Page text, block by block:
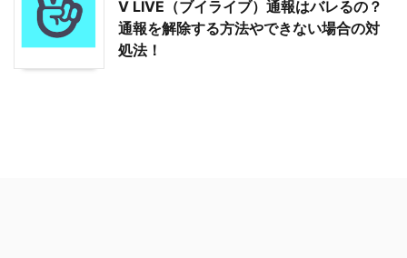
V LIVE（ブイライブ）通報はバレるの？
通報を解除する方法やできない場合の対
処法！